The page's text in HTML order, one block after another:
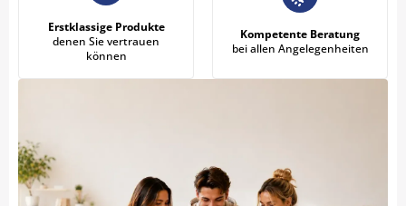
Erstklassige Produkte
denen Sie vertrauen
können
Kompetente Beratung
bei allen Angelegenheiten